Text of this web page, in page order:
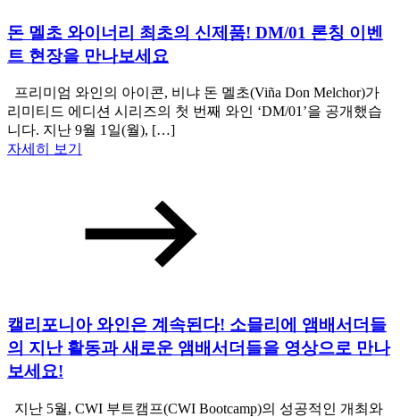
돈 멜초 와이너리 최초의 신제품! DM/01 론칭 이벤
트 현장을 만나보세요
프리미엄 와인의 아이콘, 비냐 돈 멜초(Viña Don Melchor)가
리미티드 에디션 시리즈의 첫 번째 와인 ‘DM/01’을 공개했습
니다. 지난 9월 1일(월), […]
자세히 보기
캘리포니아 와인은 계속된다! 소믈리에 앰배서더들
의 지난 활동과 새로운 앰배서더들을 영상으로 만나
보세요!
지난 5월, CWI 부트캠프(CWI Bootcamp)의 성공적인 개최와